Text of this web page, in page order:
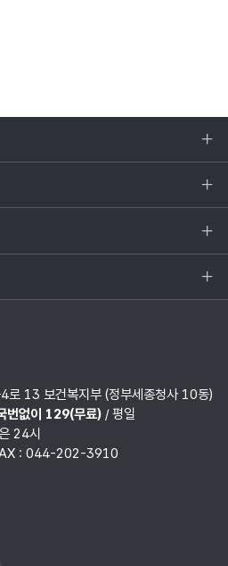
13 보건복지부 (정부세종청사 10동)
번없이 129(무료)/ 평일
24시
: 044-202-3910